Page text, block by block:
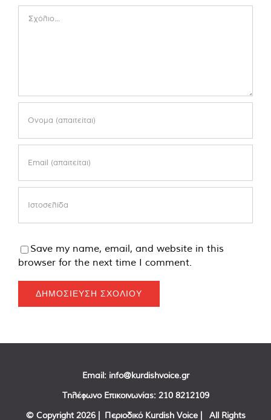
Save my name, email, and website in this
browser for the next time I comment.
Email: info@kurdishvoice.gr
Τηλέφωνο Επικοινωνίας: 210 8212109
© Copyright 2026 | Περιοδικό Kurdish Voice | All Rights